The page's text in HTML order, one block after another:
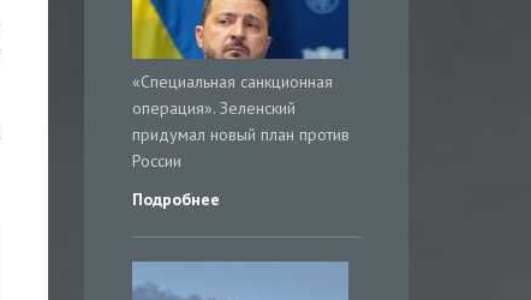
«Специальная санкционная
операция». Зеленский
придумал новый план против
России
Подробнее